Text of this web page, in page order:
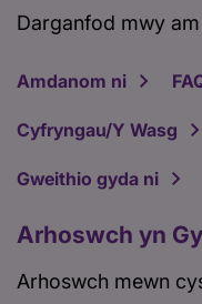
Darganfod mwy am
Amdanom ni
Cyfryngau/Y Wasg
Gweithio gyda ni
Arhoswch yn
Arhoswch mewn